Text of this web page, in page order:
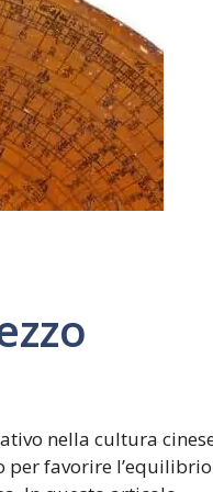
Simboli
Ufficio
nella cultura
per favorire